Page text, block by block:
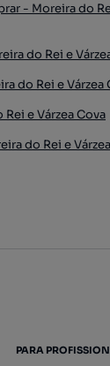
- Moreira do
do Rei e
do Rei e Várzea
e Várzea Cova
do Rei e
PARA